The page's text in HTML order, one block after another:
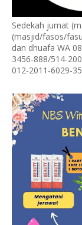
Sedekah jumat
(masjid/fasos/
dan dhuafa WA
3456-888/514-
012-2011-6029-